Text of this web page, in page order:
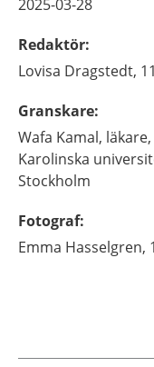
2025-03-28
Redaktör:
Lovisa Dragstedt,
Granskare:
Wafa Kamal,
Karolinska
Stockholm
Fotograf:
Emma Hasselgren,